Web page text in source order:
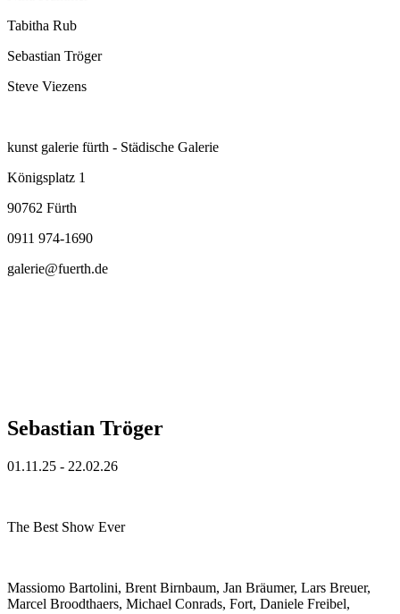
Tabitha Rub
Sebastian Tröger
Steve Viezens
kunst galerie fürth - Städische Galerie
Königsplatz 1
90762 Fürth
0911 974-1690
galerie@fuerth.de
Sebastian Tröger
01.11.25 - 22.02.26
The Best Show Ever
Massiomo Bartolini, Brent Birnbaum, Jan Bräumer, Lars Breuer,
Marcel Broodthaers, Michael Conrads, Fort, Daniele Freibel,